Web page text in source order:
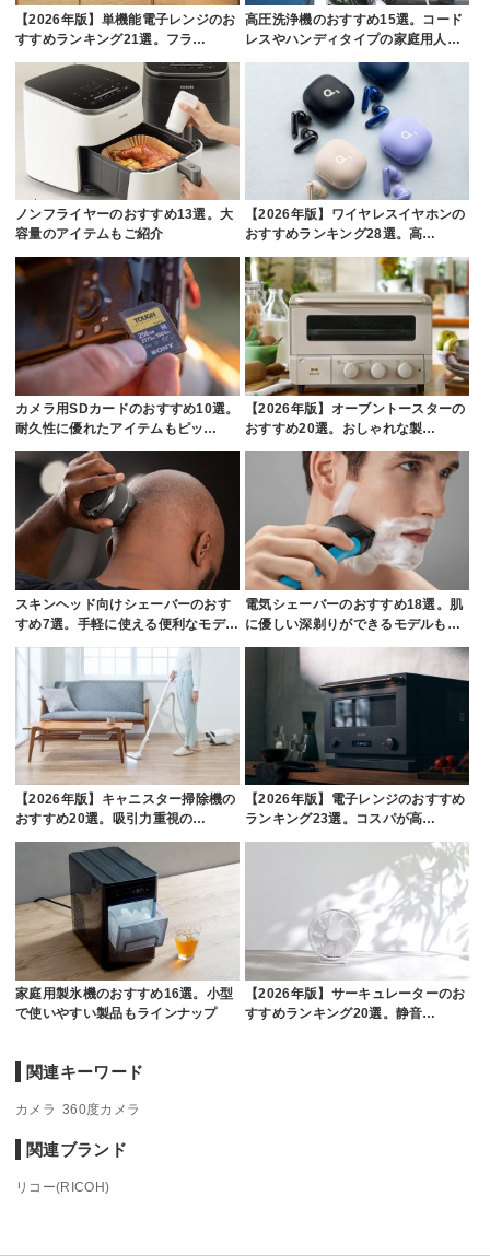
【2026年版】単機能電子レンジのお
すすめランキング21選。フラ…
高圧洗浄機のおすすめ15選。コード
レスやハンディタイプの家庭用人…
ノンフライヤーのおすすめ13選。大
容量のアイテムもご紹介
【2026年版】ワイヤレスイヤホンの
おすすめランキング28選。高…
カメラ用SDカードのおすすめ10選。
耐久性に優れたアイテムもピッ…
【2026年版】オーブントースターの
おすすめ20選。おしゃれな製…
スキンヘッド向けシェーバーのおす
すめ7選。手軽に使える便利なモデ…
電気シェーバーのおすすめ18選。肌
に優しい深剃りができるモデルも…
【2026年版】キャニスター掃除機の
おすすめ20選。吸引力重視の…
【2026年版】電子レンジのおすすめ
ランキング23選。コスパが高…
家庭用製氷機のおすすめ16選。小型
で使いやすい製品もラインナップ
【2026年版】サーキュレーターのお
すすめランキング20選。静音…
関連キーワード
カメラ 360度カメラ
関連ブランド
リコー(RICOH)